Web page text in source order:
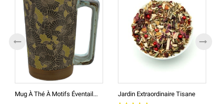
Mug À Thé À Motifs Éventail... Jardin Extraordinaire Tisane